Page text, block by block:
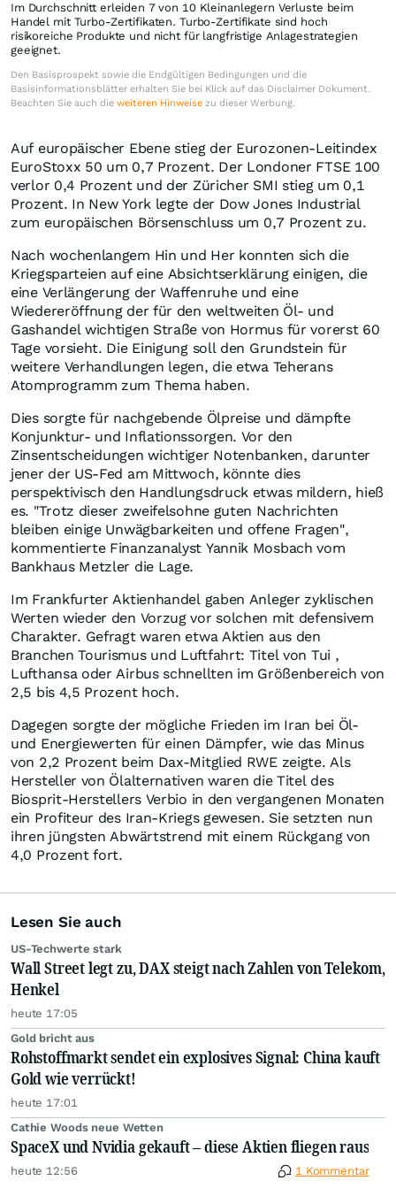
Im Durchschnitt erleiden 7 von 10 Kleinanlegern Verluste beim
Handel mit Turbo-Zertifikaten. Turbo-Zertifikate sind hoch
risikoreiche Produkte und nicht für langfristige Anlagestrategien
geeignet.
Den Basisprospekt sowie die Endgültigen Bedingungen und die
Basisinformationsblätter erhalten Sie bei Klick auf das Disclaimer Dokument.
Beachten Sie auch die weiteren Hinweise zu dieser Werbung.
Auf europäischer Ebene stieg der Eurozonen-Leitindex
EuroStoxx 50 um 0,7 Prozent. Der Londoner FTSE 100
verlor 0,4 Prozent und der Züricher SMI stieg um 0,1
Prozent. In New York legte der Dow Jones Industrial
zum europäischen Börsenschluss um 0,7 Prozent zu.
Nach wochenlangem Hin und Her konnten sich die
Kriegsparteien auf eine Absichtserklärung einigen, die
eine Verlängerung der Waffenruhe und eine
Wiedereröffnung der für den weltweiten Öl- und
Gashandel wichtigen Straße von Hormus für vorerst 60
Tage vorsieht. Die Einigung soll den Grundstein für
weitere Verhandlungen legen, die etwa Teherans
Atomprogramm zum Thema haben.
Dies sorgte für nachgebende Ölpreise und dämpfte
Konjunktur- und Inflationssorgen. Vor den
Zinsentscheidungen wichtiger Notenbanken, darunter
jener der US-Fed am Mittwoch, könnte dies
perspektivisch den Handlungsdruck etwas mildern, hieß
es. "Trotz dieser zweifelsohne guten Nachrichten
bleiben einige Unwägbarkeiten und offene Fragen",
kommentierte Finanzanalyst Yannik Mosbach vom
Bankhaus Metzler die Lage.
Im Frankfurter Aktienhandel gaben Anleger zyklischen
Werten wieder den Vorzug vor solchen mit defensivem
Charakter. Gefragt waren etwa Aktien aus den
Branchen Tourismus und Luftfahrt: Titel von Tui ,
Lufthansa oder Airbus schnellten im Größenbereich von
2,5 bis 4,5 Prozent hoch.
Dagegen sorgte der mögliche Frieden im Iran bei Öl-
und Energiewerten für einen Dämpfer, wie das Minus
von 2,2 Prozent beim Dax-Mitglied RWE zeigte. Als
Hersteller von Ölalternativen waren die Titel des
Biosprit-Herstellers Verbio in den vergangenen Monaten
ein Profiteur des Iran-Kriegs gewesen. Sie setzten nun
ihren jüngsten Abwärtstrend mit einem Rückgang von
4,0 Prozent fort.
Lesen Sie auch
US-Techwerte stark
Wall Street legt zu, DAX steigt nach Zahlen von Telekom,
Henkel
heute 17:05
Gold bricht aus
Rohstoffmarkt sendet ein explosives Signal: China kauft
Gold wie verrückt!
heute 17:01
Cathie Woods neue Wetten
SpaceX und Nvidia gekauft – diese Aktien fliegen raus
heute 12:56 1 Kommentar